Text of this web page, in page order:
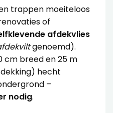
trappen moeiteloos
of
afdekvlies
genoemd).
cm breed en 25 m
dekking) hecht
–
nodig.